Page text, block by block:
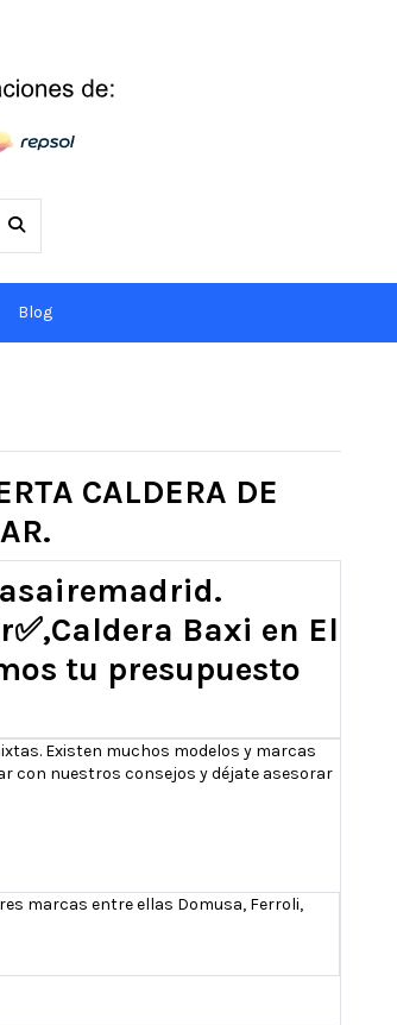
Blog
CALDERA DE
✅,Caldera Baxi en El
tu presupuesto
Existen muchos modelos y marcas
con nuestros consejos y déjate asesorar
marcas entre ellas Domusa, Ferroli,